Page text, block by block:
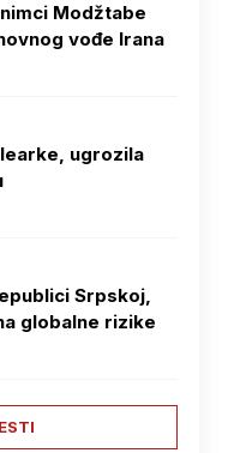
Modžtabe
vođe Irana
ugrozila
Srpskoj,
globalne rizike